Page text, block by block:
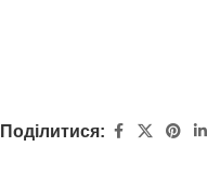
Поділитися: